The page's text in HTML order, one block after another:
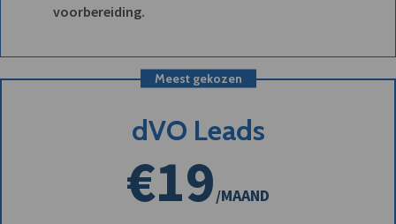
voorbereiding.
Meest gekozen
dVO Leads
€19/MAAND